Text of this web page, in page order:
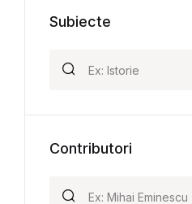
Subiecte
Contributori